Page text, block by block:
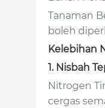
Tanaman
boleh
Kelebihan
1. Nisbah
Nitrogen
cergas